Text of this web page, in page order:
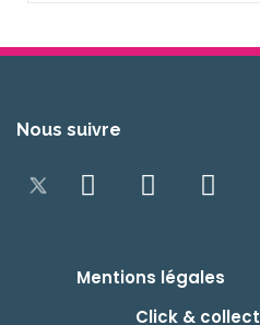
Nous suivre
Mentions légales
Click & collect